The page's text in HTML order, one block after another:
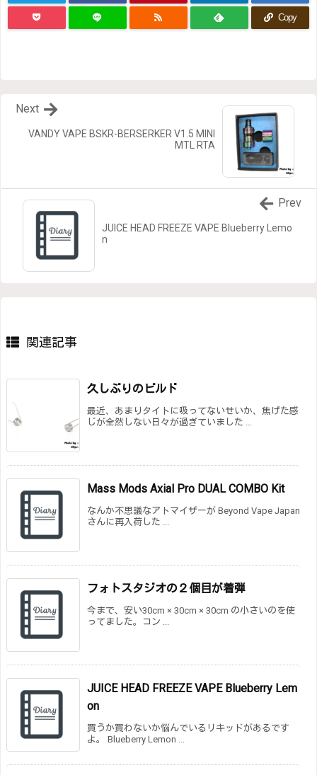
Copy
VANDY VAPE BSKR-BERSERKER V1.5 MINI
MTL RTA
Next
JUICE HEAD FREEZE VAPE Blueberry Lemo
n
Prev
関連記事
久しぶりのビルド
最近、あまりタイトに吸ってないせいか、焦げた感
じが全然しない日々が過ぎていました ...
Mass Mods Axial Pro DUAL COMBO Kit
なんか不思議なアトマイザーが Beyond Vape Japan
さんに再入荷した ...
フォトスタジオの２個目が着弾
今まで、安い30cm × 30cm × 30cm の小さいのを使
ってました。コン ...
JUICE HEAD FREEZE VAPE Blueberry Lem
on
買うか買わないか悩んでいるリキッドがあるです
よ。 Blueberry Lemon ...